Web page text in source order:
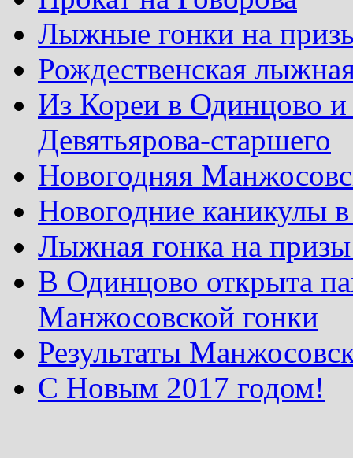
Лыжные гонки на
Рождественская
Из Кореи в Одинцово
Девятьярова-старшего
Новогодняя
Новогодние каникулы
Лыжная гонка на
В Одинцово открыта
Манжосовской гонки
Результаты
С Новым 2017 годом!